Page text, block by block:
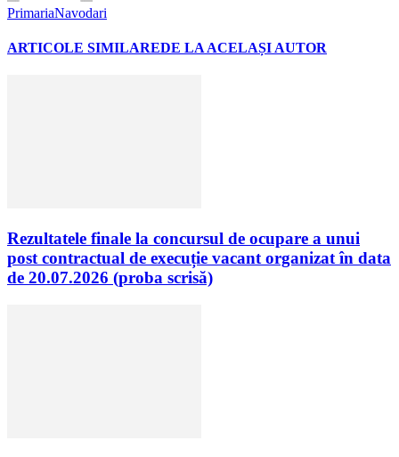
PrimariaNavodari
ARTICOLE SIMILAREDE LA ACELAȘI AUTOR
Rezultatele finale la concursul de ocupare a unui
post contractual de execuție vacant organizat în data
de 20.07.2026 (proba scrisă)